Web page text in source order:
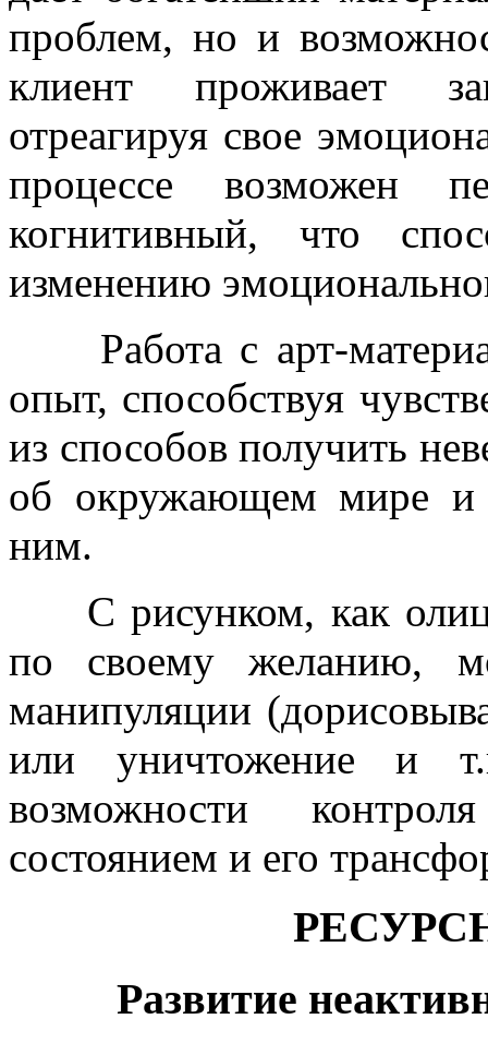
проблем, но и
клиент проживает
отреагируя свое
процессе возможен
когнитивный, что
изменению
Работа с арт-
опыт, способствуя
из способов получить
об окружающем мире и
ним.
С рисунком, как
по своему желанию,
манипуляции
или уничтожение и
возможности
состоянием и его
Развитие